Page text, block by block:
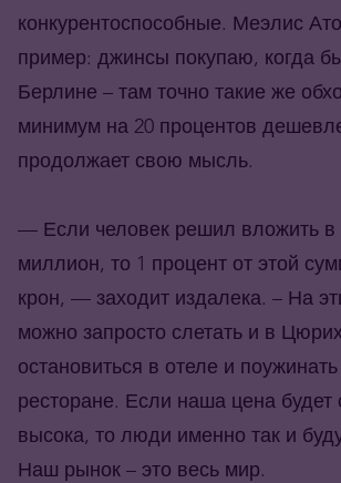
конкурентоспособные. Меэлис
пример: джинсы покупаю, когда
Берлине – там точно такие же
минимум на 20 процентов
продолжает свою мысль.
— Если человек решил вложить в
миллион, то 1 процент от этой
крон, — заходит издалека. – На
можно запросто слетать и в
остановиться в отеле и
ресторане. Если наша цена
высока, то люди именно так и
Наш рынок – это весь мир.